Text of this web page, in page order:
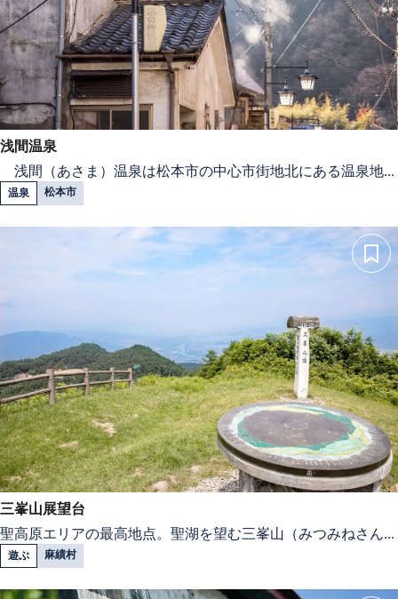
浅間温泉
浅間（あさま）温泉は松本市の中心市街地北にある温泉地...
温泉 松本市
三峯山展望台
聖高原エリアの最高地点。聖湖を望む三峯山（みつみねさん...
遊ぶ 麻績村